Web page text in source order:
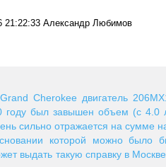
21:22:33 Александр Любимов
Cherokee двигатель
году был завышен объем (с
сильно отражается на сумме
которой можно было
выдать такую справку в